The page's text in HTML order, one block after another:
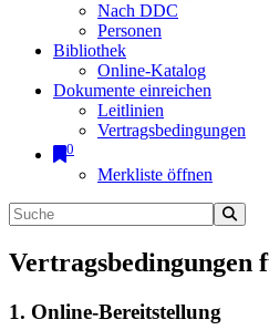
Nach DDC
Personen
Bibliothek
Online-Katalog
Dokumente einreichen
Leitlinien
Vertragsbedingungen
0
Merkliste öffnen
Vertragsbedingungen
1. Online-Bereitstellung